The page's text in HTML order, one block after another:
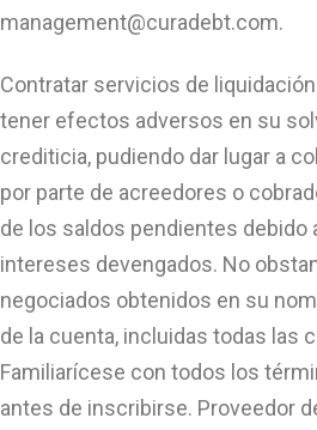
management@curadebt.com.
Contratar servicios de
tener efectos adversos en su
crediticia, pudiendo dar lugar a
por parte de acreedores o
de los saldos pendientes debido
intereses devengados. No
negociados obtenidos en su
de la cuenta, incluidas todas las
Familiarícese con todos los
antes de inscribirse. Proveedor